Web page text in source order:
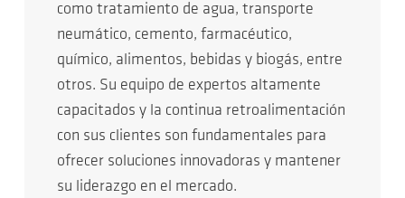
como tratamiento de agua, transporte
neumático, cemento, farmacéutico,
químico, alimentos, bebidas y biogás, entre
otros. Su equipo de expertos altamente
capacitados y la continua retroalimentación
con sus clientes son fundamentales para
ofrecer soluciones innovadoras y mantener
su liderazgo en el mercado.